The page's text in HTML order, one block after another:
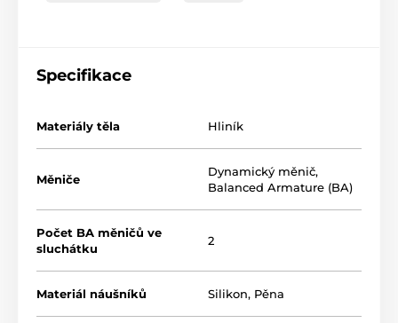
Specifikace
Materiály těla Hliník
Měniče
Dynamický měnič,
Balanced Armature (BA)
Počet BA měničů ve
sluchátku
2
Materiál náušníků Silikon, Pěna